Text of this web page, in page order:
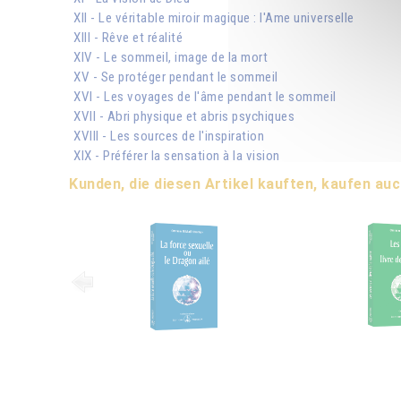
XII - Le véritable miroir magique : l'Ame universelle
XIII - Rêve et réalité
XIV - Le sommeil, image de la mort
XV - Se protéger pendant le sommeil
XVI - Les voyages de l'âme pendant le sommeil
XVII - Abri physique et abris psychiques
XVIII - Les sources de l'inspiration
XIX - Préférer la sensation à la vision
Kunden, die diesen Artikel kauften, kaufen